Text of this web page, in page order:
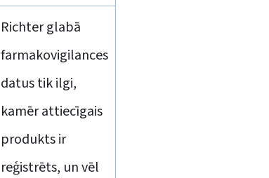
Richter glabā
farmakovigilances
datus tik ilgi,
kamēr attiecīgais
produkts ir
reģistrēts, un vēl